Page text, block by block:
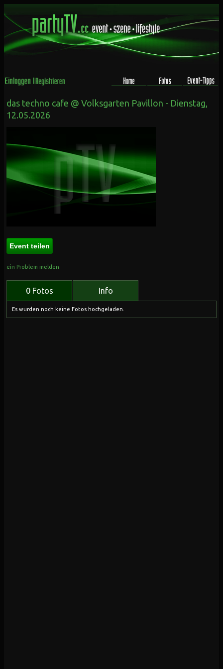
das techno cafe @ Volksgarten Pavillon - Dienstag,
12.05.2026
Event teilen
ein Problem melden
0 Fotos Info
Es wurden noch keine Fotos hochgeladen.